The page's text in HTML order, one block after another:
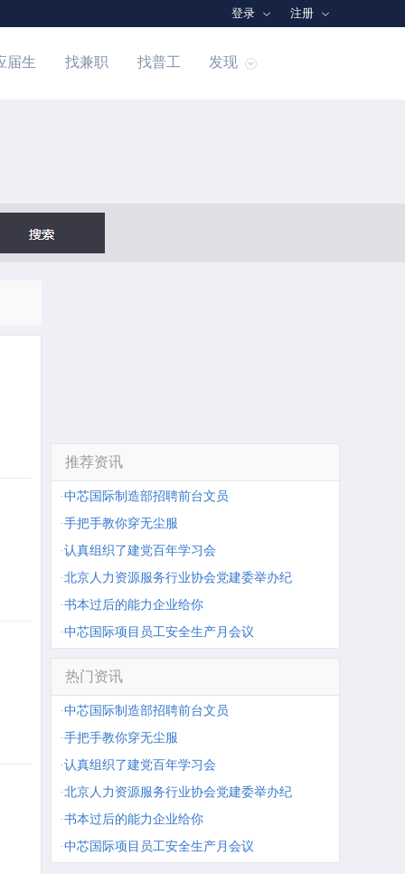
注册
登录
届生 找兼职 找普工 发现
推荐资讯
·中芯国际制造部招聘前台文员
·手把手教你穿无尘服
·认真组织了建党百年学习会
·北京人力资源服务行业协会党建委举办纪
·书本过后的能力企业给你
·中芯国际项目员工安全生产月会议
热门资讯
·中芯国际制造部招聘前台文员
·手把手教你穿无尘服
·认真组织了建党百年学习会
·北京人力资源服务行业协会党建委举办纪
·书本过后的能力企业给你
·中芯国际项目员工安全生产月会议